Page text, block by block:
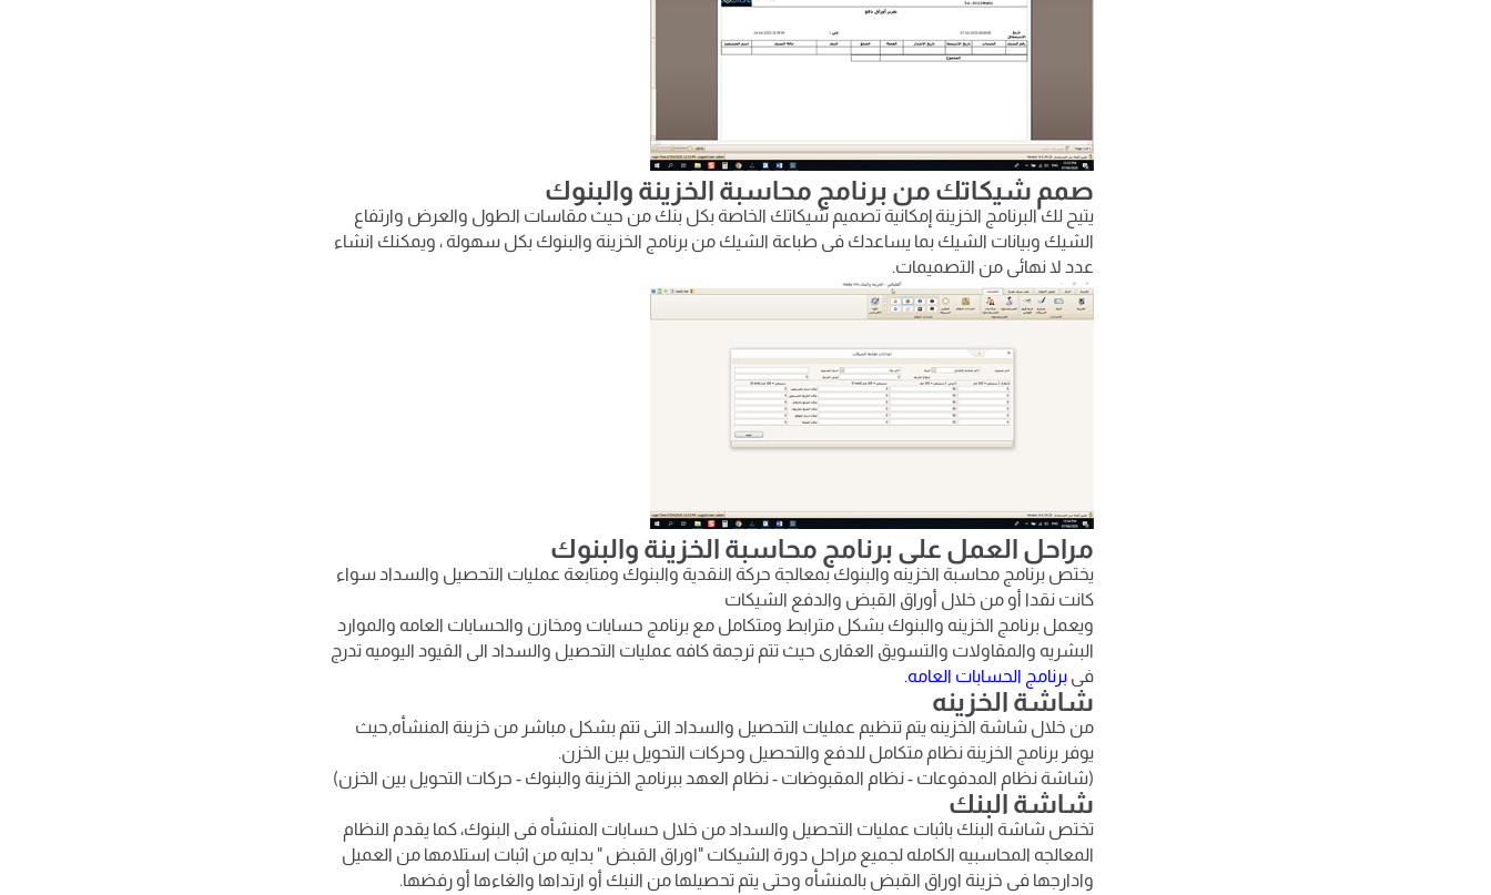
صمم شيكاتك من برنامج محاسبة الخزينة والبنوك
يتيح لك البرنامج الخزينة إمكانية تصميم شيكاتك الخاصة بكل بنك من حيث مقاسات الطول والعرض وارتفاع
الشيك وبيانات الشيك بما يساعدك فى طباعة الشيك من برنامج الخزينة والبنوك بكل سهولة ، ويمكنك انشاء
عدد لا نهائى من التصميمات.
مراحل العمل على برنامج محاسبة الخزينة والبنوك
يختص برنامج محاسبة الخزينه والبنوك بمعالجة حركة النقدية والبنوك ومتابعة عمليات التحصيل والسداد سواء
كانت نقدا أو من خلال أوراق القبض والدفع الشيكات
ويعمل برنامج الخزينه والبنوك بشكل مترابط ومتكامل مع برنامج حسابات ومخازن والحسابات العامه والموارد
البشريه والمقاولات والتسويق العقارى حيث تتم ترجمة كافه عمليات التحصيل والسداد الى القيود اليوميه تدرج
فى برنامج الحسابات العامه.
شاشة الخزينه
من خلال شاشة الخزينه يتم تنظيم عمليات التحصيل والسداد التى تتم بشكل مباشر من خزينة المنشأه,حيث
يوفر برنامج الخزينة نظام متكامل للدفع والتحصيل وحركات التحويل بين الخزن.
(شاشة نظام المدفوعات - نظام المقبوضات - نظام العهد ببرنامج الخزينة والبنوك - حركات التحويل بين الخزن)
شاشة البنك
تختص شاشة البنك باثبات عمليات التحصيل والسداد من خلال حسابات المنشأه فى البنوك، كما يقدم النظام
المعالجه المحاسبيه الكامله لجميع مراحل دورة الشيكات "اوراق القبض " بدايه من اثبات استلامها من العميل
وادارجها فى خزينة اوراق القبض بالمنشأه وحتى يتم تحصيلها من النبك أو ارتداها والغاءها أو رفضها.